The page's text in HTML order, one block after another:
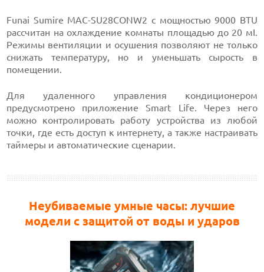
Funai Sumire MAC-SU28CONW2 с мощностью 9000 BTU
рассчитан на охлаждение комнаты площадью до 20 мІ.
Режимы вентиляции и осушения позволяют не только
снижать температуру, но и уменьшать сырость в
помещении.
Для удаленного управления кондиционером
предусмотрено приложение Smart Life. Через него
можно контролировать работу устройства из любой
точки, где есть доступ к интернету, а также настраивать
таймеры и автоматические сценарии.
Неубиваемые умные часы: лучшие
модели с защитой от воды и ударов